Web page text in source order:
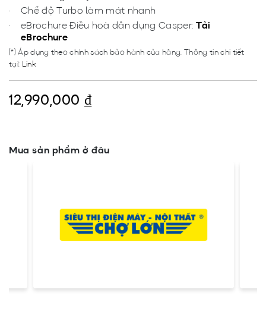
Chế độ Turbo làm mát nhanh
eBrochure Điều hoà dân dụng Casper: Tải
eBrochure
(*) Áp dụng theo chính sách bảo hành của hãng. Thông tin chi tiết
tại: Link
12,990,000 ₫
Mua sản phẩm ở đâu